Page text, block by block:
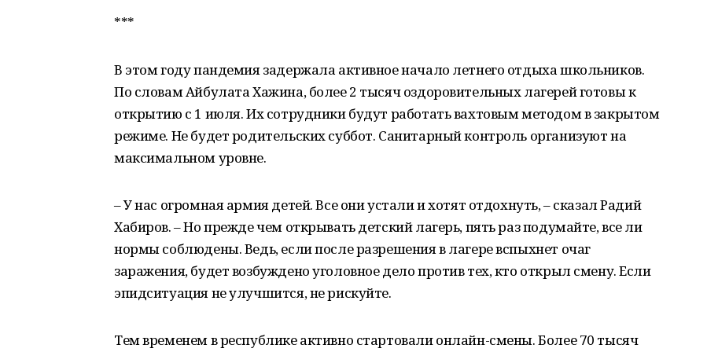
***
В этом году пандемия задержала активное начало летнего отдыха школьников.
По словам Айбулата Хажина, более 2 тысяч оздоровительных лагерей готовы к
открытию с 1 июля. Их сотрудники будут работать вахтовым методом в закрытом
режиме. Не будет родительских суббот. Санитарный контроль организуют на
максимальном уровне.
– У нас огромная армия детей. Все они устали и хотят отдохнуть, – сказал Радий
Хабиров. – Но прежде чем открывать детский лагерь, пять раз подумайте, все ли
нормы соблюдены. Ведь, если после разрешения в лагере вспыхнет очаг
заражения, будет возбуждено уголовное дело против тех, кто открыл смену. Если
эпидситуация не улучшится, не рискуйте.
Тем временем в республике активно стартовали онлайн-смены. Более 70 тысяч